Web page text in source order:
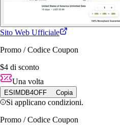
Sito Web Ufficiale
Promo / Codice Coupon
$4 di sconto
Una volta
ESIMDB4OFF Copia
Si applicano condizioni.
Promo / Codice Coupon